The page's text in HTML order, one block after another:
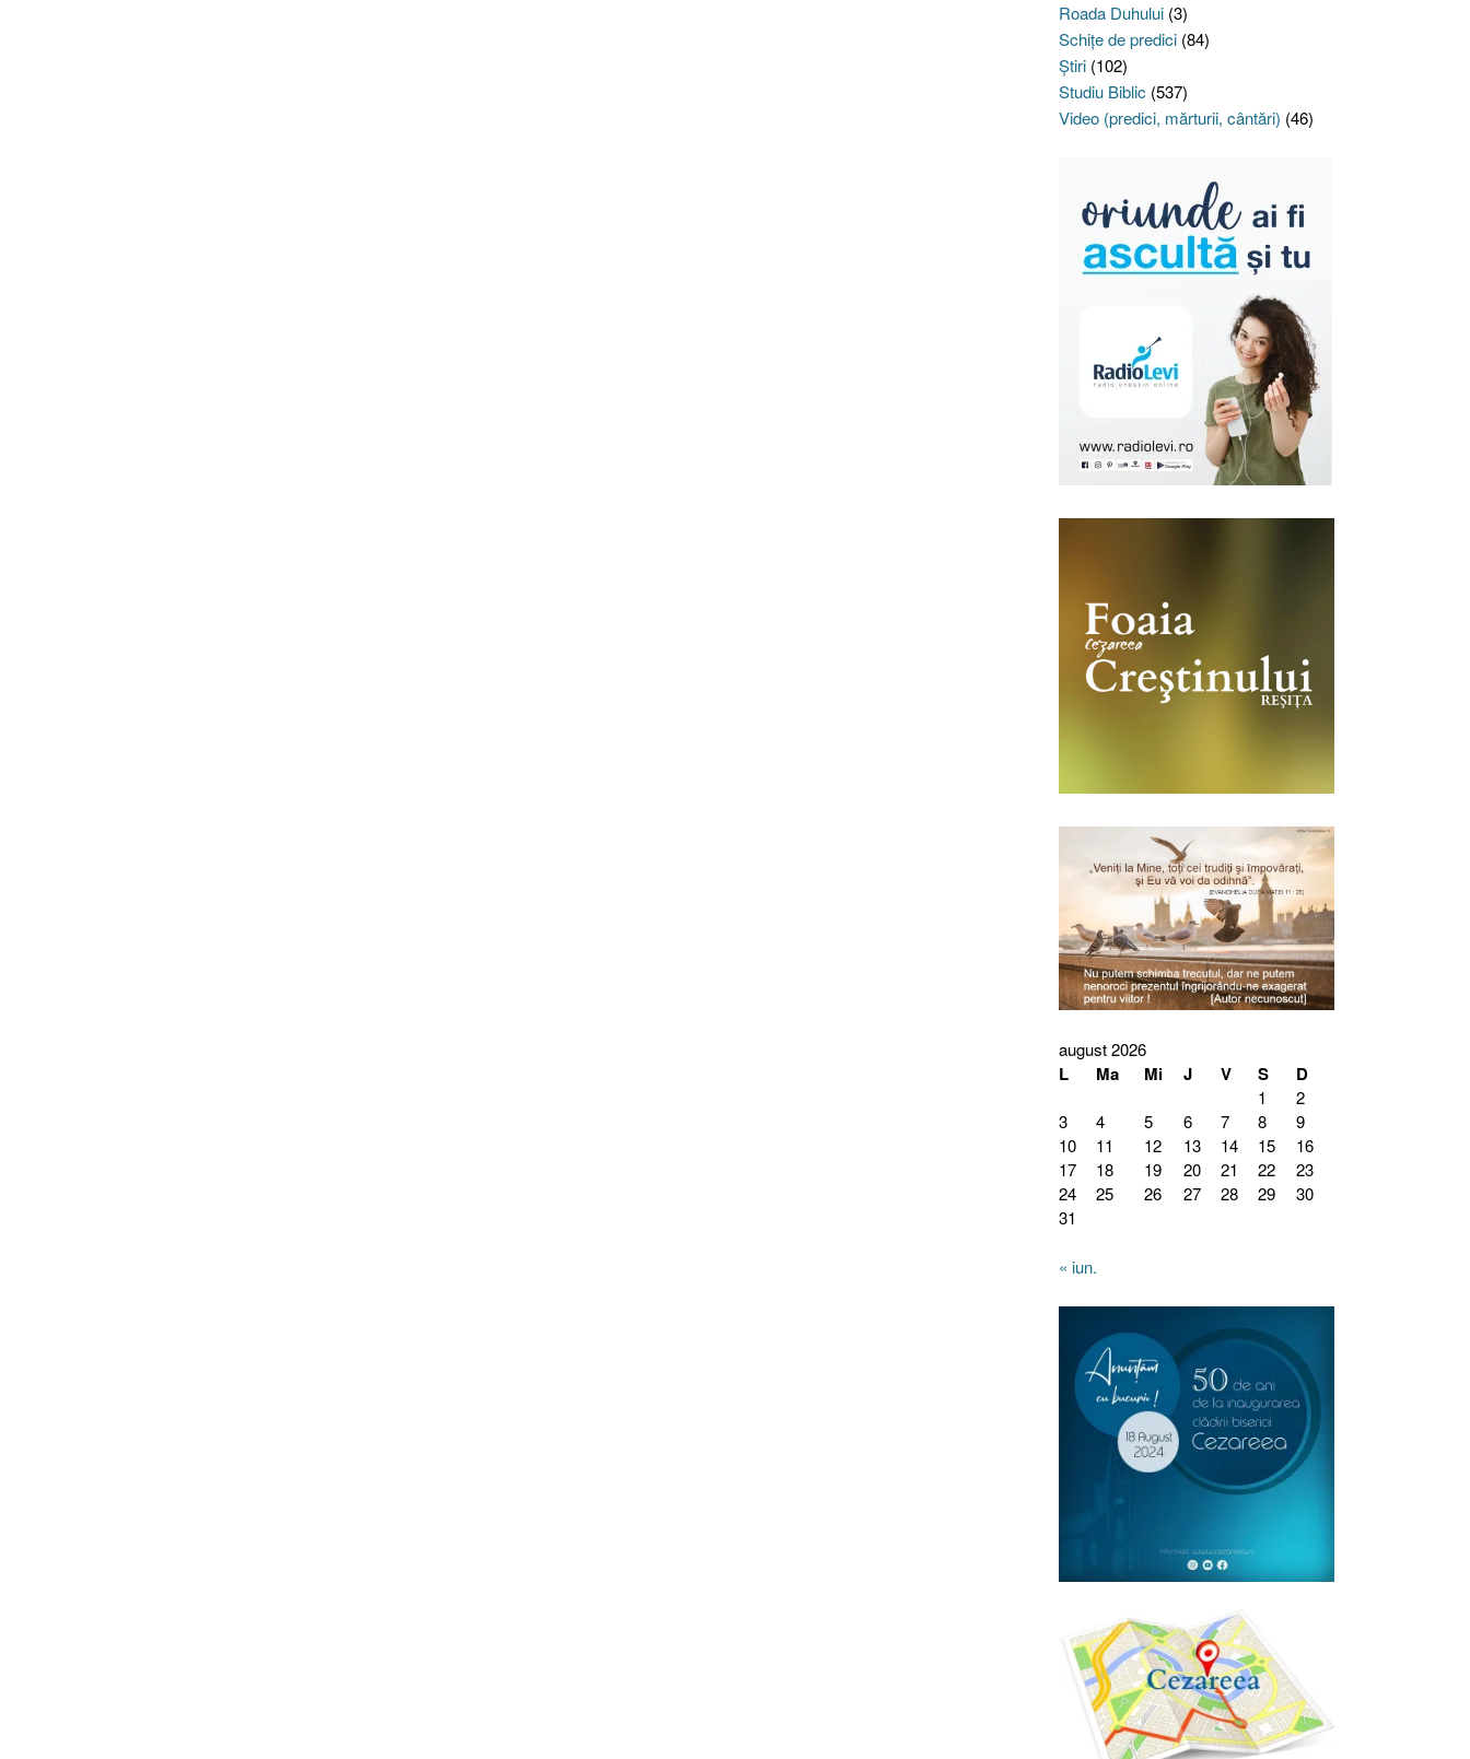
Roada Duhului(3)
Schiţe de predici(84)
Ştiri(102)
Studiu Biblic (537)
Video (predici, mărturii, cântări) (46)
august 2026
L Ma Mi J V S D
1
2
3
4 5 6 7 8
9
10
11 12 13 14 15
16
17
18 19 20 21 22
23
24
25 26 27 28 29
30
31
« iun.